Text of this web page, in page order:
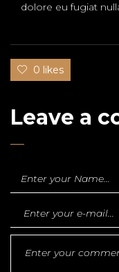
dolore eu fugiat
0 likes
Leave a